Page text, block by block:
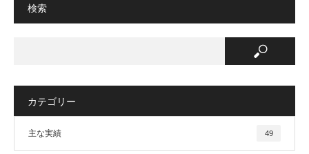
検索
カテゴリー
主な実績 49